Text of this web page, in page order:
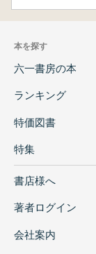
本を探す
六一書房の本
ランキング
特価図書
特集
書店様へ
著者ログイン
会社案内